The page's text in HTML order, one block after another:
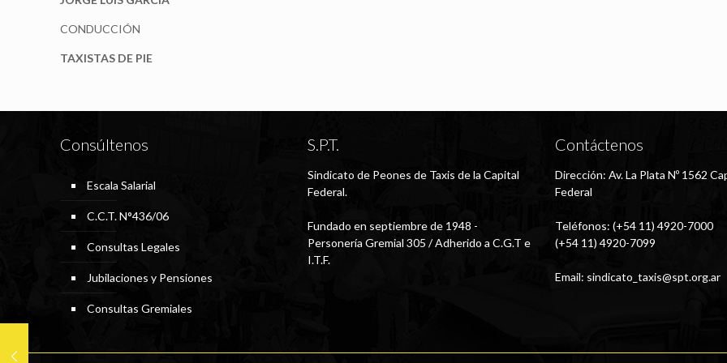
CONDUCCIÓN
TAXISTAS DE PIE
Consúltenos
Escala Salarial
C.C.T. N°436/06
Consultas Legales
Jubilaciones y Pensiones
Consultas Gremiales
S.P.T.
Sindicato de Peones de Taxis de la Capital
Federal.
Fundado en septiembre de 1948 -
Personería Gremial 305 / Adherido a C.G.T e
I.T.F.
Contáctenos
Dirección: Av. La Plata Nº 1562
Federal
Teléfonos: (+54 11) 4920-7000
(+54 11) 4920-7099
Email: sindicato_taxis@spt.org.ar